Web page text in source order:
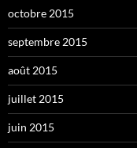
octobre 2015
septembre 2015
août 2015
juillet 2015
juin 2015